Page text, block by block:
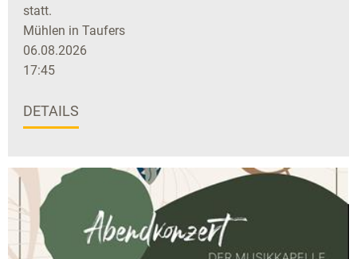
statt.
Mühlen in Taufers
06.08.2026
17:45
DETAILS